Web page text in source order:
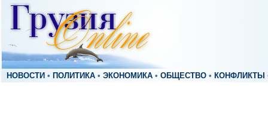
НОВОСТИ • ПОЛИТИКА • ЭКОНОМИКА • ОБЩЕСТВО • КОНФЛИКТЫ